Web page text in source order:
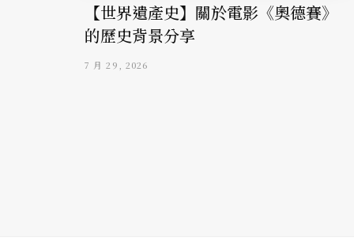
【世界遺產史】關於電影《奧德賽》
的歷史背景分享
7 月 29, 2026